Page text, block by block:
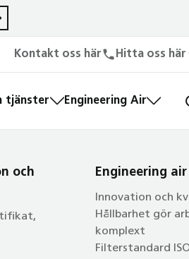
Kontakt oss här Hitta oss här
tjänster Engineering Air
och
Engineering air
Innovation och
Hållbarhet gör
komplext
Filterstandard